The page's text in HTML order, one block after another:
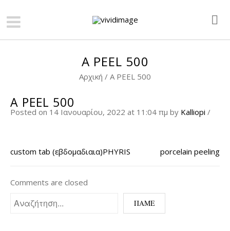
A PEEL 500
Αρχική / A PEEL 500
A PEEL 500
Posted on 14 Ιανουαρίου, 2022 at 11:04 πμ by Kalliopi /
custom tab (εβδομαδιαια)PHYRIS porcelain peeling
Comments are closed